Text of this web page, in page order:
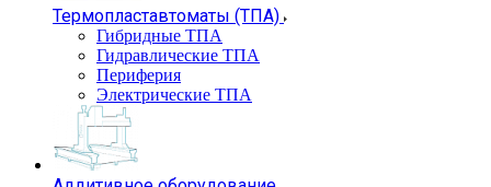
Термопластавтоматы (ТПА)
Гибридные ТПА
Гидравлические ТПА
Периферия
Электрические ТПА